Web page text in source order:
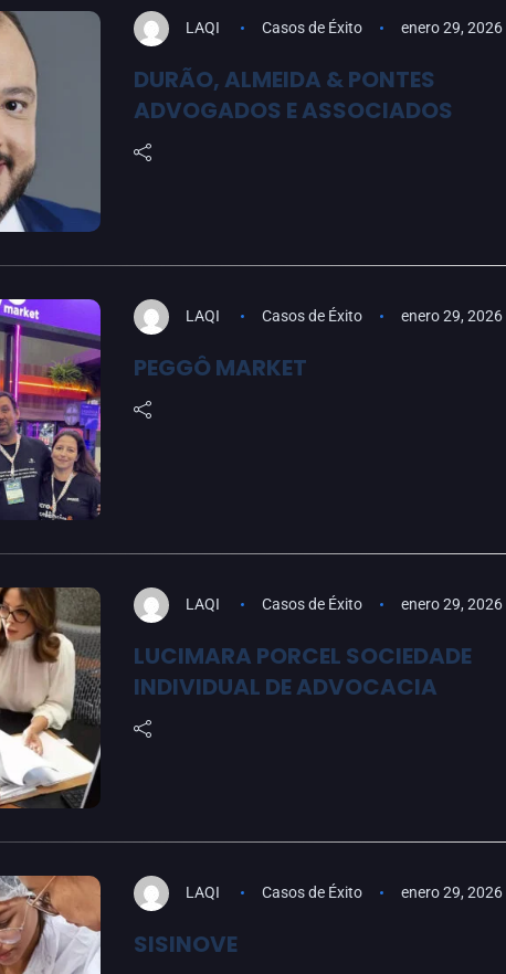
LAQI Casos de Éxito enero 29, 2026
DURÃO, ALMEIDA & PONTES
ADVOGADOS E ASSOCIADOS
LAQI Casos de Éxito enero 29, 2026
PEGGÔ MARKET
LAQI Casos de Éxito enero 29, 2026
LUCIMARA PORCEL SOCIEDADE
INDIVIDUAL DE ADVOCACIA
LAQI Casos de Éxito enero 29, 2026
SISINOVE